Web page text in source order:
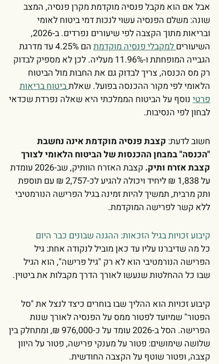
אבל אם הוא מקבל פנסיה מוקדמת מקרן פנסיה, המצב
שונה: משלם הפנסיה עשוי לנכות דמי ביטוח לאומי
ובריאות מתוך הקצבה לפי שיעורים נפרדים. ב-2026,
השיעוריםלמקבלי פנסיה מוקדמת
הם 4.25% עד מדרגת
הגבייה המופחתת ו-11.96% מעליה. לכן לא מספיק לבדוק
רק מס הכנסה, צריך לבדוק גם את החבות מול הביטוח
הלאומי לפי מקור ההכנסה בפועל. שאלתביטוח בריאות
פרטי נוסף על הביטוח הממלכתי היא שאלה נפרדת שכדאי
לבחון לפי הנסיבות.
חשוב לדעת: קצבת פנסיה מוקדמת אינה נחשבת
"הכנסה" במבחן ההכנסות של הביטוח הלאומי לצורך
קצבת אזרח ותיק.
קצבת האזרח הוותיק, שב-2026 עומדת
על 1,838 ₪ ליחיד ויכולה להגיע לכ-2,757 ₪ עם תוספת
ותק מרבית, תמשיך להיות זמינה בגיל הפרישה הנורמטיבי
ללא קשר לפרישה המוקדמת.
קיבוע זכויות בגיל הזכאות: ההגנה שבונים כבר היום
כל מה שדיברנו עליו עד כאן מוביל לנקודה אחת: גיל
הפרישה הנורמטיבי הוא לא רק "גיל פרישה", הוא הגיל
שבו כל ההחלטות שנעשו לאורך הדרך מקבלות את ביטוין.
קיבוע זכויות הוא ההליך שבו בוחרים כיצד לנצל את "סל
הפטור" שמיועד לפטור ממס על הפנסיה לאורך שנות
הפרישה. הסל ב-2026 עומד על כ-976,000 ₪, ומתחלק בין
שלושה שימושים: פטור על מענקי פרישה, פטור על היוון
קצבה, ופטור שוטף על הקצבה החודשית.